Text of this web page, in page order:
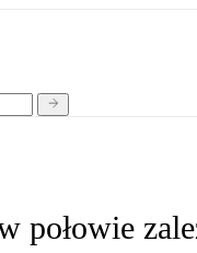
połowie